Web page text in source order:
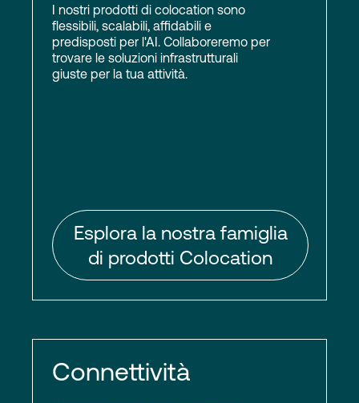
I nostri prodotti di colocation sono
flessibili, scalabili, affidabili e
predisposti per l'AI. Collaboreremo per
trovare le soluzioni infrastrutturali
giuste per la tua attività.
Esplora la nostra famiglia
di prodotti Colocation
Connettività